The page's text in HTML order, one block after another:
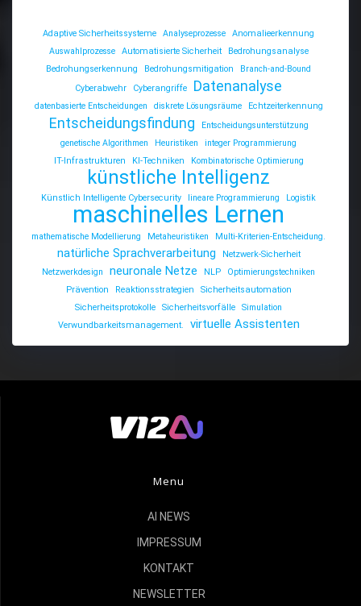
Adaptive Sicherheitssysteme Analyseprozesse
Anomalieerkennung
Auswahlprozesse
Automatisierte Sicherheit
Bedrohungsanalyse
Bedrohungserkennung
Bedrohungsmitigation
Branch-and-Bound
Cyberabwehr
Cyberangriffe Datenanalyse
datenbasierte Entscheidungen diskrete Lösungsräume Echtzeiterkennung
Entscheidungsfindung
Entscheidungsunterstützung
genetische Algorithmen
Heuristiken
integer Programmierung
IT-Infrastrukturen
KI-Techniken Kombinatorische Optimierung
künstliche Intelligenz
Künstlich Intelligente Cybersecurity lineare Programmierung Logistik
maschinelles Lernen
mathematische Modellierung Metaheuristiken Multi-Kriterien-Entscheidung.
natürliche Sprachverarbeitung
Netzwerk-Sicherheit
Netzwerkdesign
neuronale Netze NLP
Optimierungstechniken
Prävention
Reaktionsstrategien
Sicherheitsautomation
Sicherheitsprotokolle
Sicherheitsvorfälle
Simulation
Verwundbarkeitsmanagement.
virtuelle Assistenten
Menu
AI NEWS
IMPRESSUM
KONTAKT
NEWSLETTER